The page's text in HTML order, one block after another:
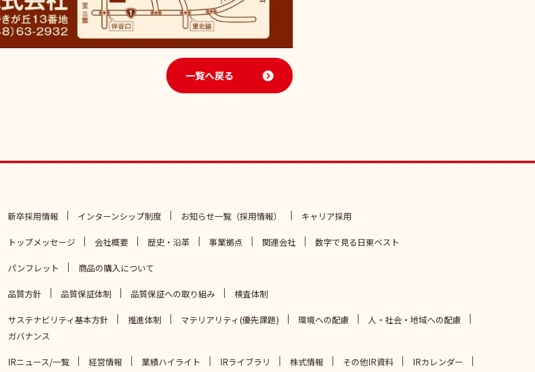
一覧へ戻る
新卒採用情報 インターンシップ制度 お知らせ一覧（採用情報） キャリア採用
トップメッセージ 会社概要 歴史・沿革 事業拠点 関連会社 数字で見る日東ベスト
パンフレット 商品の購入について
品質方針 品質保証体制 品質保証への取り組み 検査体制
サステナビリティ基本方針 推進体制 マテリアリティ(優先課題) 環境への配慮
人・社会・地域への配慮
ガバナンス
IRニュース/一覧 経営情報 業績ハイライト IRライブラリ 株式情報 その他IR資料
IRカレンダー